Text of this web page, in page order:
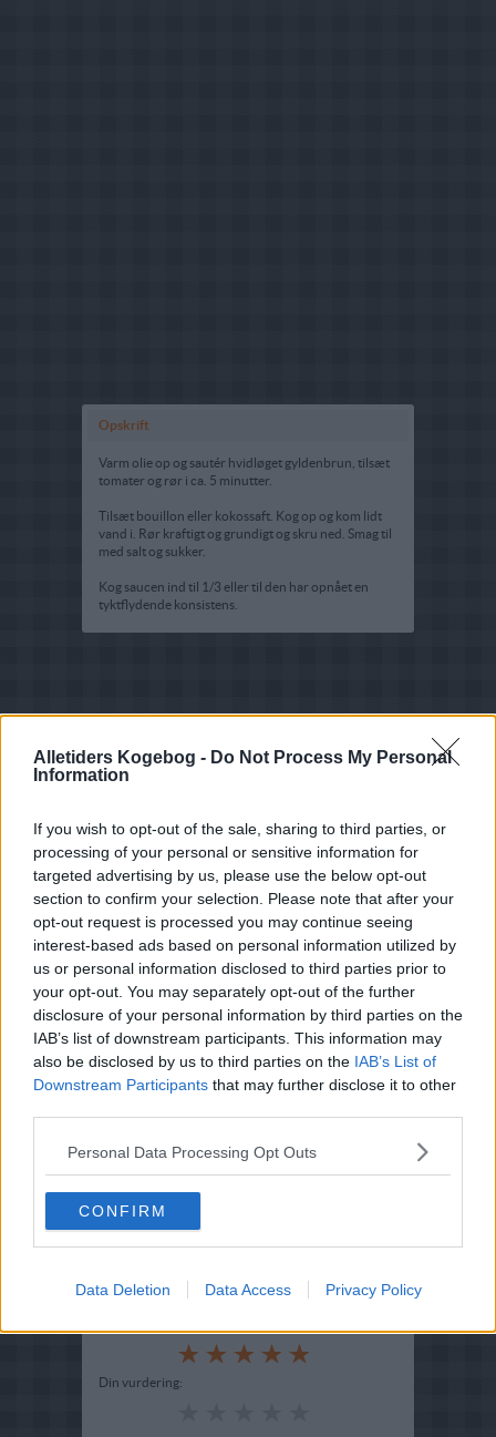
Alletiders Kogebog - Do Not Process My Personal
Information
If you wish to opt-out of the sale, sharing to third parties, or
processing of your personal or sensitive information for
targeted advertising by us, please use the below opt-out
section to confirm your selection. Please note that after your
opt-out request is processed you may continue seeing
interest-based ads based on personal information utilized by
us or personal information disclosed to third parties prior to
your opt-out. You may separately opt-out of the further
disclosure of your personal information by third parties on the
IAB’s list of downstream participants. This information may
also be disclosed by us to third parties on the IAB’s List of
Downstream Participants that may further disclose it to other
Personal Data Processing Opt Outs
CONFIRM
Data Deletion Data Access Privacy Policy
Opskrift
Varm olie op og sautér hvidløget gyldenbrun, tilsæt
tomater og rør i ca. 5 minutter.
Tilsæt bouillon eller kokossaft. Kog op og kom lidt
vand i. Rør kraftigt og grundigt og skru ned. Smag til
med salt og sukker.
Kog saucen ind til 1/3 eller til den har opnået en
tyktflydende konsistens.
Opskriftsinfo
Ret : Saucer-Diverse Varme Saucer / Sovser
Hovedingrediens :Drivhus Grønsager-Tomat -
Oprindelsesland :Vietnam
Indsendt :2002-04-01
Redigeret:2025-10-23
Bedøm retten
Din vurdering: